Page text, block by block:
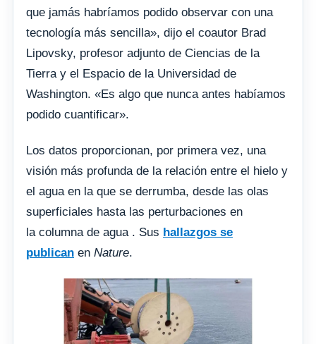
que jamás habríamos podido observar con una
tecnología más sencilla», dijo el coautor Brad
Lipovsky, profesor adjunto de Ciencias de la
Tierra y el Espacio de la Universidad de
Washington. «Es algo que nunca antes habíamos
podido cuantificar».
Los datos proporcionan, por primera vez, una
visión más profunda de la relación entre el hielo y
el agua en la que se derrumba, desde las olas
superficiales hasta las perturbaciones en
la columna de agua . Sus hallazgos se
publican en Nature.